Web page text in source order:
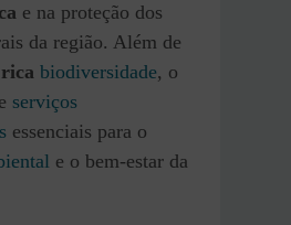
e na proteção dos
da região. Além de
biodiversidade, o
serviços
essenciais para o
e o bem-estar da